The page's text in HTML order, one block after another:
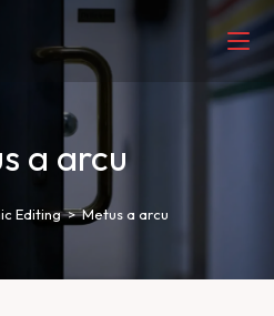
a arcu
Editing > Metus a arcu